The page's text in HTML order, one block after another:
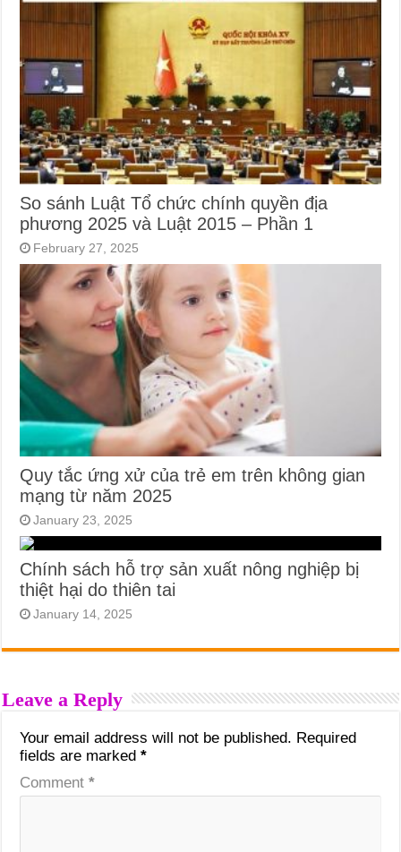
So sánh Luật Tổ chức chính quyền địa
phương 2025 và Luật 2015 – Phần 1
February 27, 2025
Quy tắc ứng xử của trẻ em trên không gian
mạng từ năm 2025
January 23, 2025
Chính sách hỗ trợ sản xuất nông nghiệp bị
thiệt hại do thiên tai
January 14, 2025
Leave a Reply
Your email address will not be published. Required
fields are marked*
Comment*